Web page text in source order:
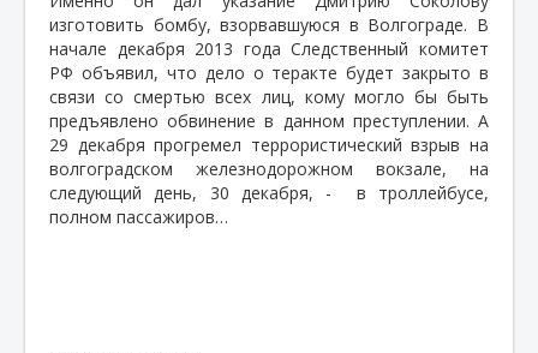
изготовить бомбу, взорвавшуюся в Волгограде. В
начале декабря 2013 года Следственный комитет
РФ объявил, что дело о теракте будет закрыто в
связи со смертью всех лиц, кому могло бы быть
предъявлено обвинение в данном преступлении. А
29 декабря прогремел террористический взрыв на
волгоградском железнодорожном вокзале, на
следующий день, 30 декабря, -
в троллейбусе,
полном пассажиров…